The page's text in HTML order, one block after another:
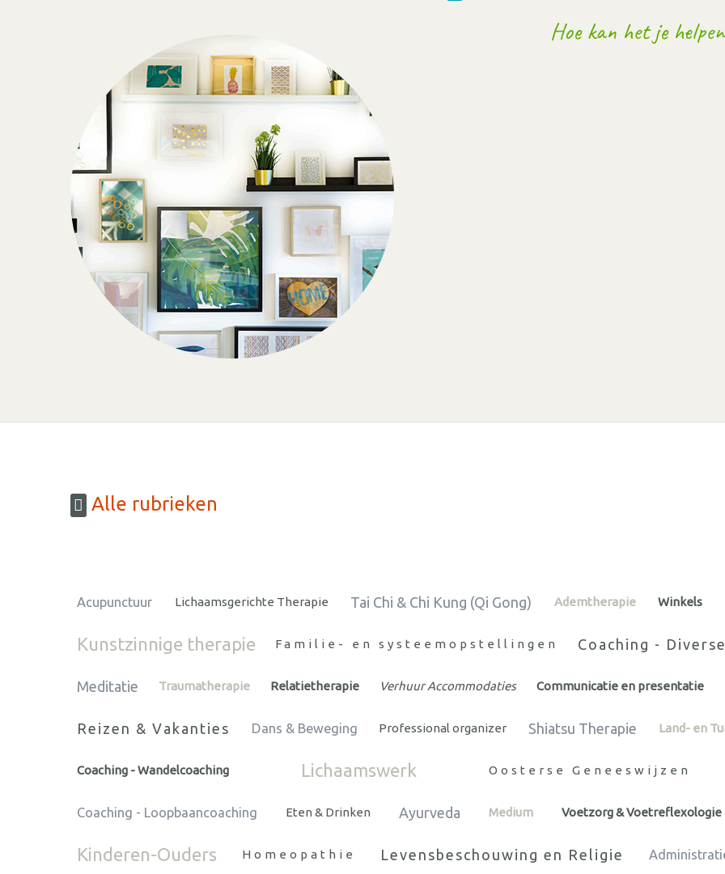
Hoe kan het je
Alle rubrieken
Acupunctuur Lichaamsgerichte Therapie Tai Chi & Chi Kung (Qi Gong) Ademtherapie Winkels
Kunstzinnige therapie Familie- en systeemopstellingen Coaching -
Meditatie Traumatherapie Relatietherapie Verhuur Accommodaties Communicatie en presentatie
Reizen & Vakanties Dans & Beweging Professional organizer Shiatsu Therapie Land- en
Coaching - Wandelcoaching Lichaamswerk Oosterse Geneeswijzen
Coaching - Loopbaancoaching Eten & Drinken Ayurveda Medium Voetzorg & Voetreflexologie
Kinderen-Ouders Homeopathie Levensbeschouwing en Religie